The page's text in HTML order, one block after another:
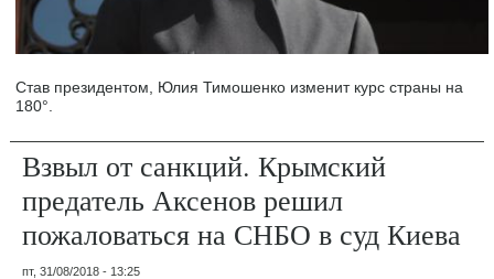
Став президентом, Юлия Тимошенко изменит курс страны на
180°.
Взвыл от санкций. Крымский
предатель Аксенов решил
пожаловаться на СНБО в суд Киева
пт, 31/08/2018 - 13:25